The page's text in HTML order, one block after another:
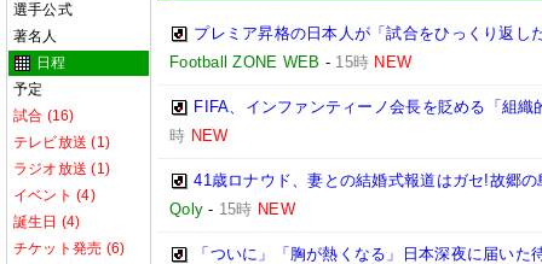
選手公式
著名人
日程
予定
試合 (16)
テレビ放送 (1)
ラジオ放送 (1)
イベント (4)
誕生日 (4)
チケット発売 (6)
プレミア昇格の日本人が「試合をひっくり返
Football ZONE WEB - 15時 NEW
FIFA、インファンティーノ会長を貶める「組
時 NEW
41歳ロナウド、妻との結婚式報道はガセ!故郷
Qoly - 15時 NEW
「ついに」「胸が熱くなる」日本深夜に届い